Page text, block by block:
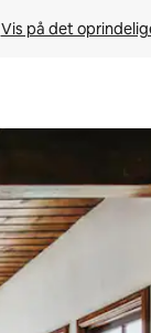
Vis på det